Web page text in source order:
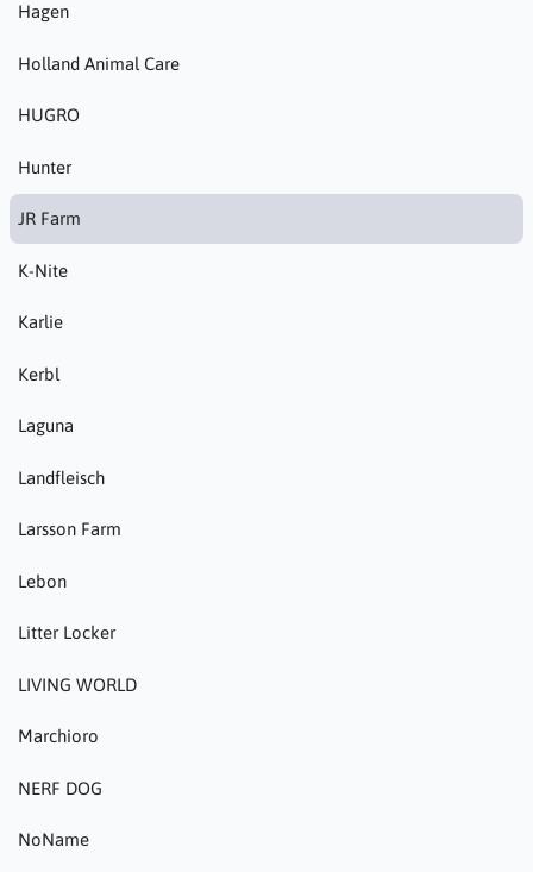
Hagen
Holland Animal Care
HUGRO
Hunter
JR Farm
K-Nite
Karlie
Kerbl
Laguna
Landfleisch
Larsson Farm
Lebon
Litter Locker
LIVING WORLD
Marchioro
NERF DOG
NoName